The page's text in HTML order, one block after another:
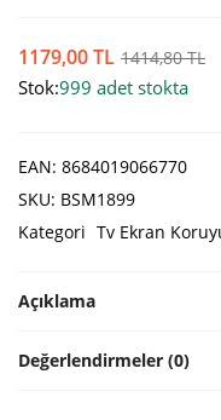
1179,00TL 1414,80TL
Stok:999 adet stokta
EAN: 8684019066770
SKU: BSM1899
Kategori Tv Ekran
Açıklama
Değerlendirmeler (0)